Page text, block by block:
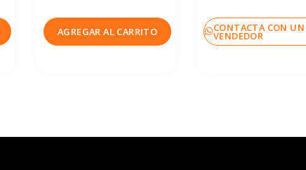
AGREGAR AL CARRITO CONTACTA CON UN
VENDEDOR